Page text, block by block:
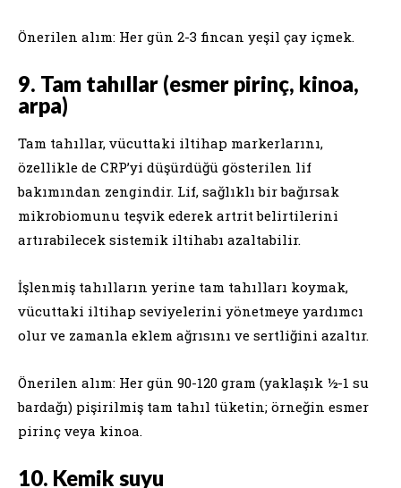
Önerilen alım: Her gün 2-3 fincan yeşil çay içmek.
9. Tam tahıllar (esmer pirinç, kinoa,
arpa)
Tam tahıllar, vücuttaki iltihap markerlarını,
özellikle de CRP’yi düşürdüğü gösterilen lif
bakımından zengindir. Lif, sağlıklı bir bağırsak
mikrobiomunu teşvik ederek artrit belirtilerini
artırabilecek sistemik iltihabı azaltabilir.
İşlenmiş tahılların yerine tam tahılları koymak,
vücuttaki iltihap seviyelerini yönetmeye yardımcı
olur ve zamanla eklem ağrısını ve sertliğini azaltır.
Önerilen alım: Her gün 90-120 gram (yaklaşık ½-1 su
bardağı) pişirilmiş tam tahıl tüketin; örneğin esmer
pirinç veya kinoa.
10. Kemik suyu